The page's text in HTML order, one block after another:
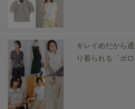
NEW Balance
ニューバランス
nezu
ネズ
NIKE
ナイキ
キレイめだから
り着られる「ポロ